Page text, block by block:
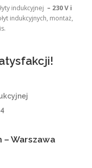
indukcyjnej – 230 V i
indukcyjnych, montaż,
– Warszawa